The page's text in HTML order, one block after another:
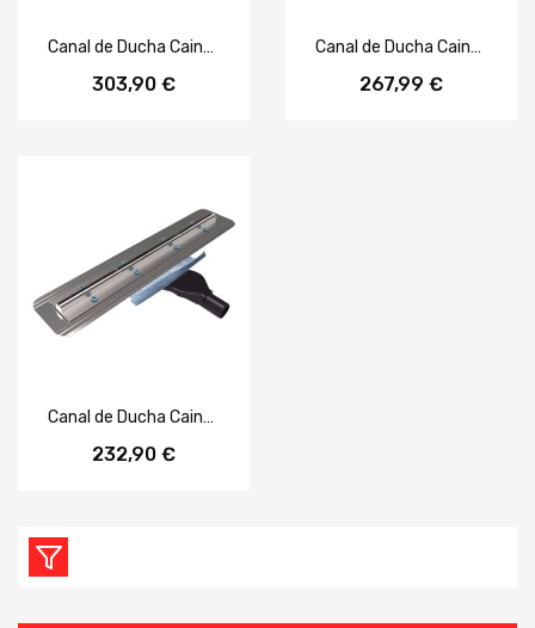
Canal de Ducha Cainox Slim 1000 mm Reja Ranurada Inox
303,90 €
Canal de Ducha Cainox Slim 800 mm Reja Ranurada Inox
267,99 €
Canal de Ducha Cainox Slim 600 mm Reja Ranurada Inox
232,90 €